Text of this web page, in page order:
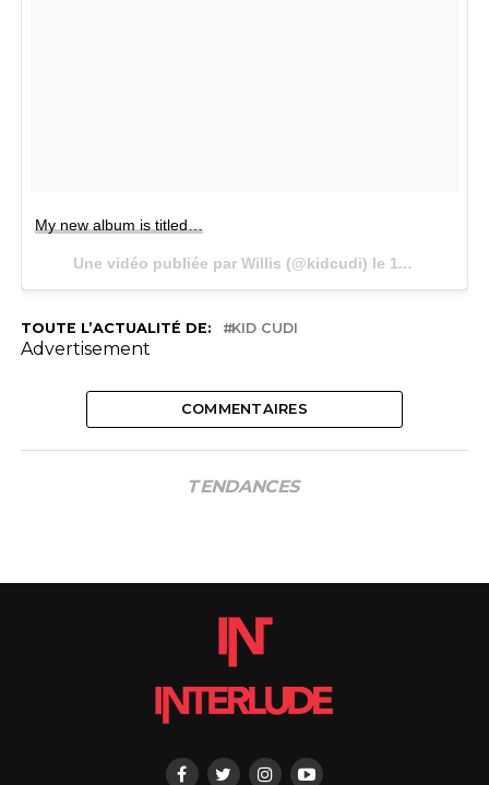
My new album is titled…
Une vidéo publiée par Willis (@kidcudi) le 11 Mai 2016 à 10h49 PDT
TOUTE L’ACTUALITÉ DE: KID CUDI
Advertisement
COMMENTAIRES
TENDANCES